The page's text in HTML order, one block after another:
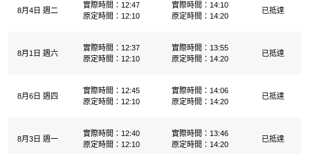
8月4日 週二
實際時間：12:47
原定時間：12:10
實際時間：14:10
原定時間：14:20
已抵達
8月1日 週六
實際時間：12:37
原定時間：12:10
實際時間：13:55
原定時間：14:20
已抵達
8月6日 週四
實際時間：12:45
原定時間：12:10
實際時間：14:06
原定時間：14:20
已抵達
8月3日 週一
實際時間：12:40
原定時間：12:10
實際時間：13:46
原定時間：14:20
已抵達